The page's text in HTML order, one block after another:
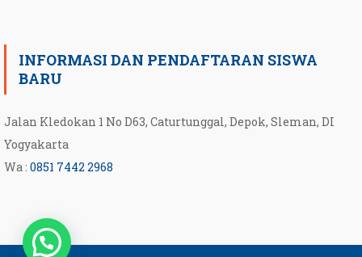
INFORMASI DAN PENDAFTARAN SISWA
BARU
Jalan Kledokan 1 No D63, Caturtunggal, Depok, Sleman, DI
Yogyakarta
Wa : 0851 7442 2968